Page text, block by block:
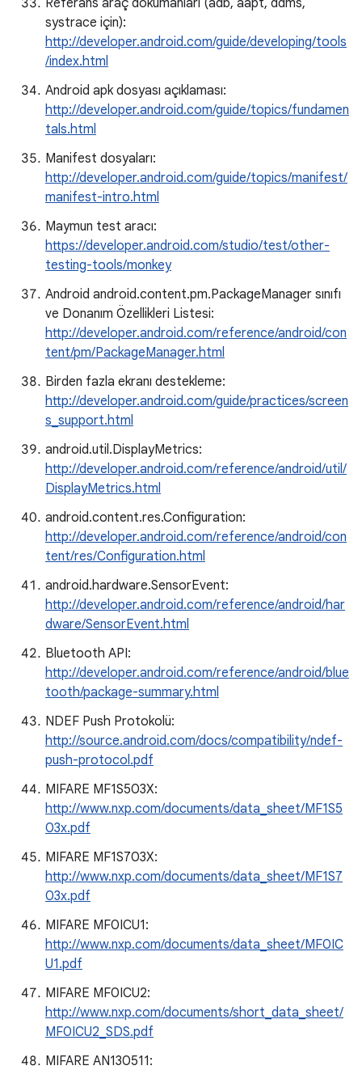
Referans araç dokümanları (adb, aapt, ddms,
systrace için):
http://developer.android.com/guide/developing/tools
/index.html
Android apk dosyası açıklaması:
http://developer.android.com/guide/topics/fundamen
tals.html
Manifest dosyaları:
http://developer.android.com/guide/topics/manifest/
manifest-intro.html
Maymun test aracı:
https://developer.android.com/studio/test/other-
testing-tools/monkey
Android android.content.pm.PackageManager sınıfı
ve Donanım Özellikleri Listesi:
http://developer.android.com/reference/android/con
tent/pm/PackageManager.html
Birden fazla ekranı destekleme:
http://developer.android.com/guide/practices/screen
s_support.html
android.util.DisplayMetrics:
http://developer.android.com/reference/android/util/
DisplayMetrics.html
android.content.res.Configuration:
http://developer.android.com/reference/android/con
tent/res/Configuration.html
android.hardware.SensorEvent:
http://developer.android.com/reference/android/har
dware/SensorEvent.html
Bluetooth API:
http://developer.android.com/reference/android/blue
tooth/package-summary.html
NDEF Push Protokolü:
http://source.android.com/docs/compatibility/ndef-
push-protocol.pdf
MIFARE MF1S503X:
http://www.nxp.com/documents/data_sheet/MF1S5
03x.pdf
MIFARE MF1S703X:
http://www.nxp.com/documents/data_sheet/MF1S7
03x.pdf
MIFARE MF0ICU1:
http://www.nxp.com/documents/data_sheet/MF0IC
U1.pdf
MIFARE MF0ICU2:
http://www.nxp.com/documents/short_data_sheet/
MF0ICU2_SDS.pdf
MIFARE AN130511: